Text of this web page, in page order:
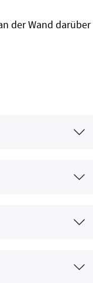
der Wand darüber